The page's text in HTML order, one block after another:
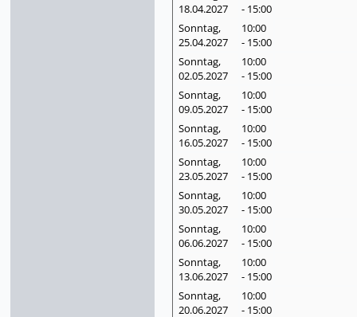
18.04.2027
- 15:00
Sonntag,
25.04.2027
10:00
- 15:00
Sonntag,
02.05.2027
10:00
- 15:00
Sonntag,
09.05.2027
10:00
- 15:00
Sonntag,
16.05.2027
10:00
- 15:00
Sonntag,
23.05.2027
10:00
- 15:00
Sonntag,
30.05.2027
10:00
- 15:00
Sonntag,
06.06.2027
10:00
- 15:00
Sonntag,
13.06.2027
10:00
- 15:00
Sonntag,
20.06.2027
10:00
- 15:00